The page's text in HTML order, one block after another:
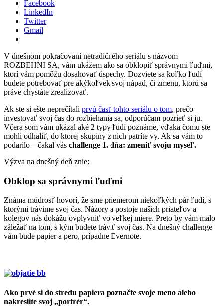
Facebook
LinkedIn
Twitter
Gmail
V dnešnom pokračovaní netradičného seriálu s názvom
ROZBEHNI SA, vám ukážem ako sa obklopiť správnymi ľuďmi,
ktorí vám pomôžu dosahovať úspechy. Dozviete sa koľko ľudí
budete potrebovať pre akýkoľvek svoj nápad, či zmenu, ktorú sa
práve chystáte zrealizovať.
Ak ste si ešte neprečítali prvú časť tohto seriálu o tom, prečo
investovať svoj čas do rozbiehania sa, odporúčam pozrieť si ju.
Včera som vám ukázal aké 2 typy ľudí poznáme, vďaka čomu ste
mohli odhaliť, do ktorej skupiny z nich patríte vy. Ak sa vám to
podarilo – čakal vás challenge 1. dňa: zmeniť svoju myseľ.
Výzva na dnešný deň znie:
Obklop sa správnymi ľuďmi
Známa múdrosť hovorí, že sme priemerom niekoľkých pár ľudí, s
ktorými trávime svoj čas. Názory a postoje našich priateľov a
kolegov nás dokážu ovplyvniť vo veľkej miere. Preto by vám malo
záležať na tom, s kým budete tráviť svoj čas. Na dnešný challenge
vám bude papier a pero, prípadne Evernote.
Ako prvé si do stredu papiera poznačte svoje meno alebo
nakreslite svoj „portrér“.